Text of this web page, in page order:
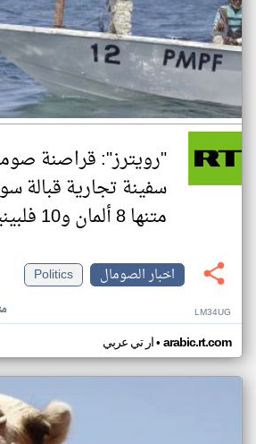
"رويترز": قراصنة
سفينة تجارية قبالة
متنها 8 ألمان و10 فلبينيين
اخبار الصومال
Politics
LM34UG
ار تي عربي• arabic.rt.com